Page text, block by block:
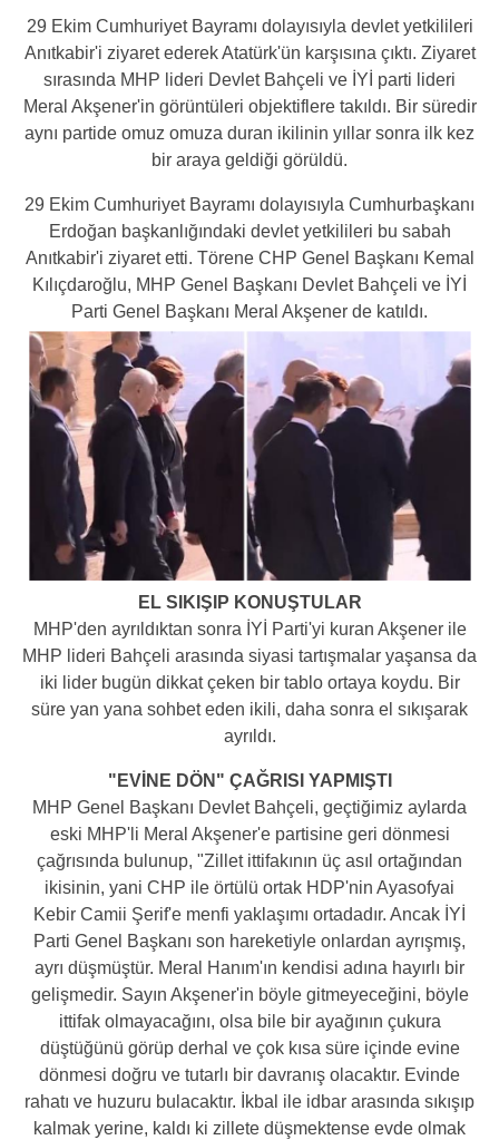
29 Ekim Cumhuriyet Bayramı dolayısıyla devlet yetkilileri
Anıtkabir'i ziyaret ederek Atatürk'ün karşısına çıktı. Ziyaret
sırasında MHP lideri Devlet Bahçeli ve İYİ parti lideri
Meral Akşener'in görüntüleri objektiflere takıldı. Bir süredir
aynı partide omuz omuza duran ikilinin yıllar sonra ilk kez
bir araya geldiği görüldü.
29 Ekim Cumhuriyet Bayramı dolayısıyla Cumhurbaşkanı
Erdoğan başkanlığındaki devlet yetkilileri bu sabah
Anıtkabir'i ziyaret etti. Törene CHP Genel Başkanı Kemal
Kılıçdaroğlu, MHP Genel Başkanı Devlet Bahçeli ve İYİ
Parti Genel Başkanı Meral Akşener de katıldı.
EL SIKIŞIP KONUŞTULAR
MHP'den ayrıldıktan sonra İYİ Parti'yi kuran Akşener ile
MHP lideri Bahçeli arasında siyasi tartışmalar yaşansa da
iki lider bugün dikkat çeken bir tablo ortaya koydu. Bir
süre yan yana sohbet eden ikili, daha sonra el sıkışarak
ayrıldı.
"EVİNE DÖN" ÇAĞRISI YAPMIŞTI
MHP Genel Başkanı Devlet Bahçeli, geçtiğimiz aylarda
eski MHP'li Meral Akşener'e partisine geri dönmesi
çağrısında bulunup, "Zillet ittifakının üç asıl ortağından
ikisinin, yani CHP ile örtülü ortak HDP'nin Ayasofyai
Kebir Camii Şerif'e menfi yaklaşımı ortadadır. Ancak İYİ
Parti Genel Başkanı son hareketiyle onlardan ayrışmış,
ayrı düşmüştür. Meral Hanım'ın kendisi adına hayırlı bir
gelişmedir. Sayın Akşener'in böyle gitmeyeceğini, böyle
ittifak olmayacağını, olsa bile bir ayağının çukura
düştüğünü görüp derhal ve çok kısa süre içinde evine
dönmesi doğru ve tutarlı bir davranış olacaktır. Evinde
rahatı ve huzuru bulacaktır. İkbal ile idbar arasında sıkışıp
kalmak yerine, kaldı ki zillete düşmektense evde olmak